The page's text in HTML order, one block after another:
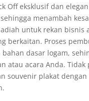
Off eksklusif dan
menambah
untuk rekan bisnis
berkaitan. Proses
dasar logam,
atau acara Anda. Tidak
souvenir plakat